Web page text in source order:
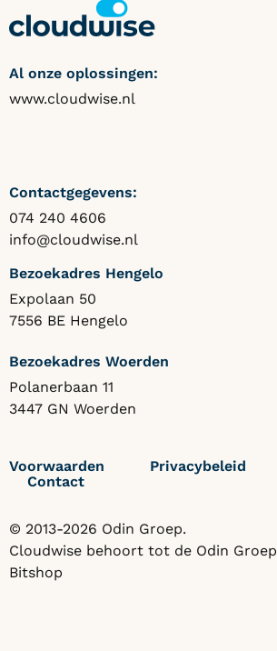
Al onze oplossingen:
www.cloudwise.nl
Contactgegevens:
074 240 4606
info@cloudwise.nl
Bezoekadres Hengelo
Expolaan 50
7556 BE Hengelo
Bezoekadres Woerden
Polanerbaan 11
3447 GN Woerden
Voorwaarden Privacybeleid
Contact
© 2013-2026 Odin Groep.
Cloudwise behoort tot de Odin Groep
Bitshop